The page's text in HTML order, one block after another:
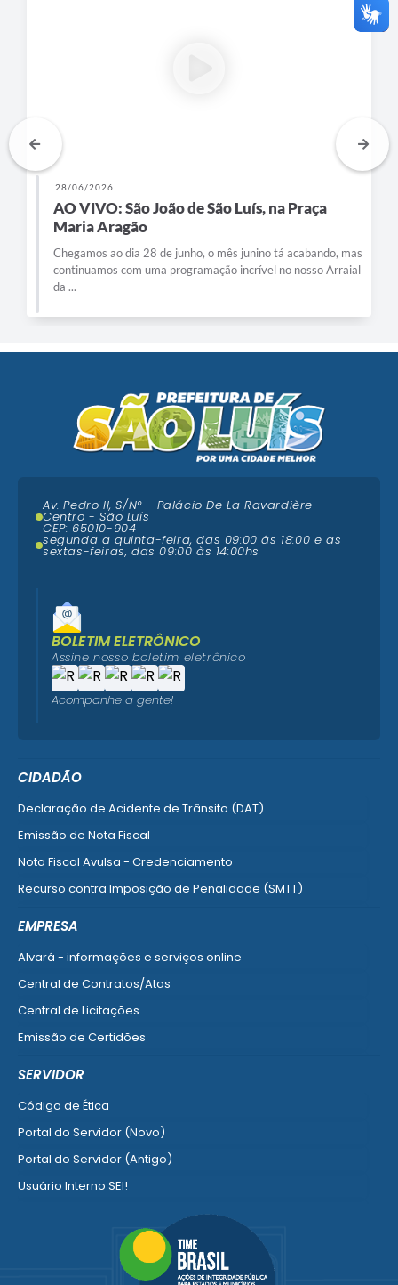
28/06/2026
AO VIVO: São João de São Luís, na Praça
Maria Aragão
Chegamos ao dia 28 de junho, o mês junino tá acabando, mas
continuamos com uma programação incrível no nosso Arraial
da ...
CIDADÃO
Declaração de Acidente de Trânsito (DAT)
Emissão de Nota Fiscal
Nota Fiscal Avulsa - Credenciamento
Recurso contra Imposição de Penalidade (SMTT)
EMPRESA
Alvará - informações e serviços online
Central de Contratos/Atas
Central de Licitações
Emissão de Certidões
SERVIDOR
Código de Ética
Portal do Servidor (Novo)
Portal do Servidor (Antigo)
Usuário Interno SEI!
Portal do Segurado
Av. Pedro II, S/N° - Palácio De La Ravardière -
Centro - São Luís
CEP: 65010-904
segunda a quinta-feira, das 09:00 ás 18:00 e as
sextas-feiras, das 09:00 às 14:00hs
BOLETIM ELETRÔNICO
Assine nosso boletim eletrônico
Acompanhe a gente!